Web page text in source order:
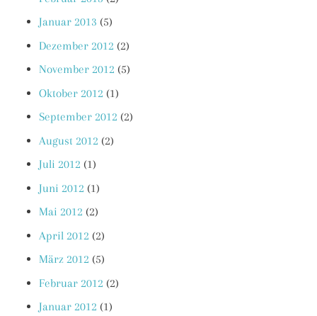
Januar 2013 (5)
Dezember 2012 (2)
November 2012 (5)
Oktober 2012 (1)
September 2012 (2)
August 2012 (2)
Juli 2012 (1)
Juni 2012 (1)
Mai 2012 (2)
April 2012 (2)
März 2012 (5)
Februar 2012 (2)
Januar 2012 (1)